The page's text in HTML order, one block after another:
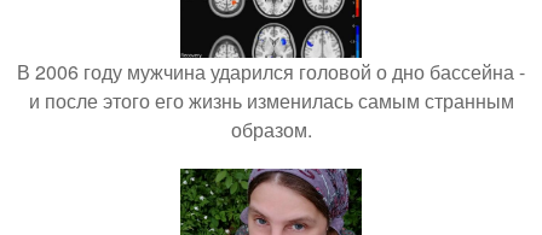
В 2006 году мужчина ударился головой о дно бассейна -
и после этого его жизнь изменилась самым странным
образом.